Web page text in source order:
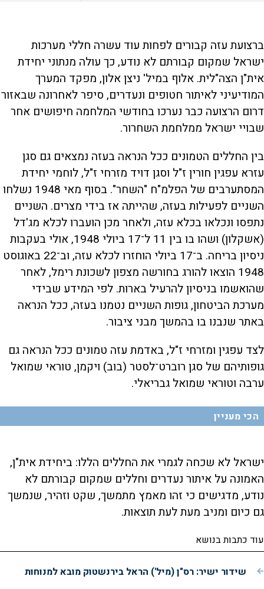
ברצועת עזה קבורים לפחות עוד עשרה חללי מערכות
ישראל שמקום קבורתם לא נודע, כך עולה מנתוני יחידת
אית"ן הצה"לית. אלוף במיל' ניצן אלון, מפקד המערך
המודיעיני לאיתור חטופים ונעדרים, סיפר לאחרונה שבאזור
דרום הרצועה כבר נערכו בחודשי המלחמה חיפושים אחר
שבויי ישראל ממלחמת השחרור.
בין החללים הטמונים ככל הנראה בעזה נמצאים גם סגן
עזרא עפגין חורין ז"ל וסגן דויד מזרחי ז"ל, לוחמי יחידת
המסתערבים של הפלמ"ח "השחר". בסוף מאי 1948 נשלחו
השניים לפעילות בעזה, שהייתה אז בידי מצרים. השניים
נתפסו ונכלאו בכלא עזה, ולאחר מכן הועברו לכלא מג'דל
(אשקלון) ושהו בו בין 11 ל־17 ביולי 1948, אולי בעקבות
ניסיון בריחה. ב־17 ביולי הוחזרו לכלא עזה, וב־22 באוגוסט
1948 הוצאו להורג בחורשה מצפון לשכונת רימל, לאחר
שהואשמו בניסיון להרעיל בארות. לפי המידע שבידי
מערכת הביטחון, גופות השניים נטמנו בעזה, ככל הנראה
באתר שנבנו בו בהמשך מבני ציבור.
לצד עפגין ומזרחי ז"ל, באדמת עזה טמונים ככל הנראה גם
גופותיהם של סגן רוברט־לסטר (בוב) ויקמן, טוראי שמואל
ערבה וטוראי שמואל גבריאלי.
הכי מעניין
ישראל לא שכחה לגמרי את החללים הללו: ביחידת אית"ן,
האמונה על איתור נעדרים וחללים שמקום קבורתם לא
נודע, מדגישים כי זהו מאמץ מתמשך, שקט וזהיר, שנמשך
גם כיום ומניב מעת לעת תוצאות.
עוד כתבות בנושא
שידור ישיר: רס"ן (מיל') הראל בירנשטוק מובא למנוחות